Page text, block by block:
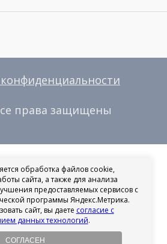
права защищены
обработка файлов cookie,
сайта, а также для анализа
предоставляемых сервисов с
программы Яндекс.Метрика.
сайт, вы даете согласие с
данных технологий.
СОГЛАСЕН